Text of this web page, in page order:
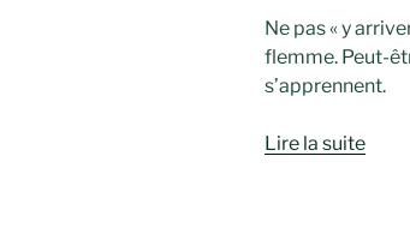
Ne pas « y
flemme. Peut-
s’apprennent.
Lire la suite